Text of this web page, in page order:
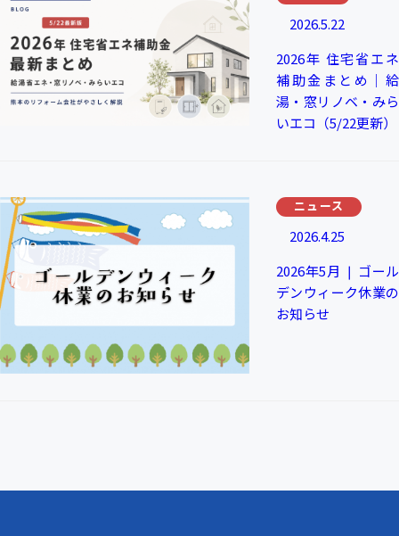
2026.5.22
2026年 住宅省エネ
補助金まとめ｜給
湯・窓リノベ・みら
いエコ（5/22更新）
ニュース
2026.4.25
2026年5月 ❘ ゴール
デンウィーク休業の
お知らせ